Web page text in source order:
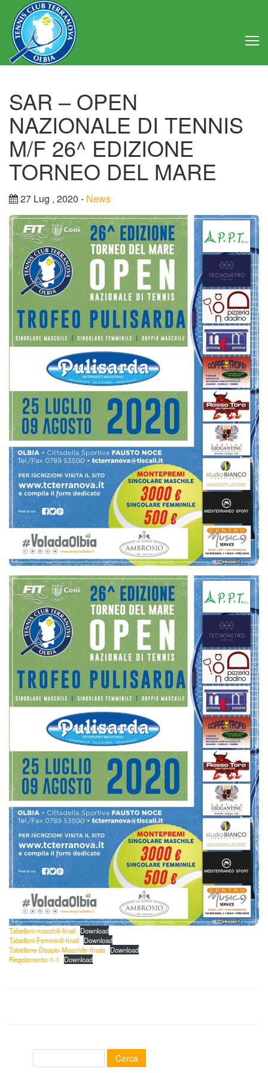
Club
Consiglio Direttivo
Regolamento
Statuto
Attività
Struttura
Tornei
Wheelchair
News
Rassegna Stampa
Contatti
SAR – OPEN
NAZIONALE DI TENNIS
M/F 26^ EDIZIONE
TORNEO DEL MARE
27 Lug , 2020 - News
Tabelloni-maschili-finali Download
Tabelloni-Femminili-finali Download
Tabellone-Doppio-Maschile-finale Download
Regolamento-1-1
Download